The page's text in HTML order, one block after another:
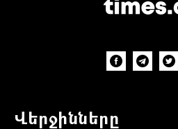
Վերջինները